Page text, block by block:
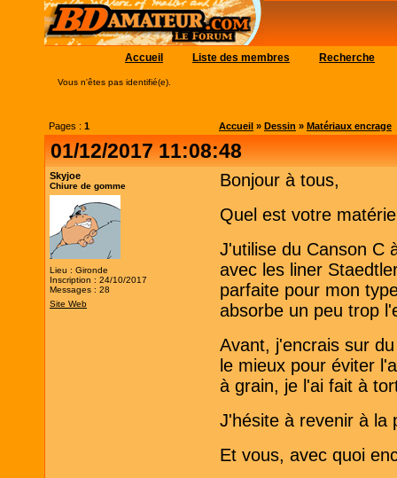
Accueil Liste des membres Recherche
Vous n'êtes pas identifié(e).
Pages : 1 Accueil » Dessin » Matériaux encrage
01/12/2017 11:08:48
Skyjoe
Chiure de gomme
Lieu : Gironde
Inscription : 24/10/2017
Messages : 28
Site Web
Bonjour à tous,
Quel est votre
J'utilise du Canson C
avec les liner
parfaite pour mon
absorbe un peu trop
Avant, j'encrais sur
le mieux pour éviter
à grain, je l'ai fait à
J'hésite à revenir à la
Et vous, avec quoi